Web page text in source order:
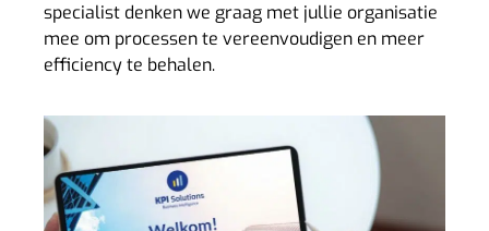
specialist denken we graag met jullie organisatie
mee om processen te vereenvoudigen en meer
efficiency te behalen.